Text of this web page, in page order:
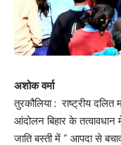
अशोक वर्मा
तुरकौलिया : राष्ट्रीय दलित
आंदोलन बिहार के
जाति बस्ती में ” आपदा से